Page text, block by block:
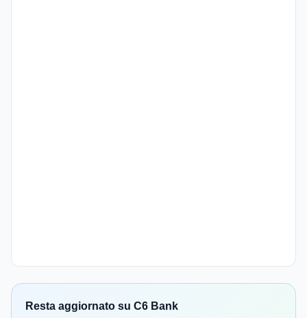
Resta aggiornato su C6 Bank